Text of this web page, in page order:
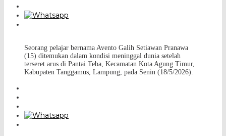
Seorang pelajar bernama Avento Galih Setiawan Pranawa
(15) ditemukan dalam kondisi meninggal dunia setelah
terseret arus di Pantai Teba, Kecamatan Kota Agung Timur,
Kabupaten Tanggamus, Lampung, pada Senin (18/5/2026).